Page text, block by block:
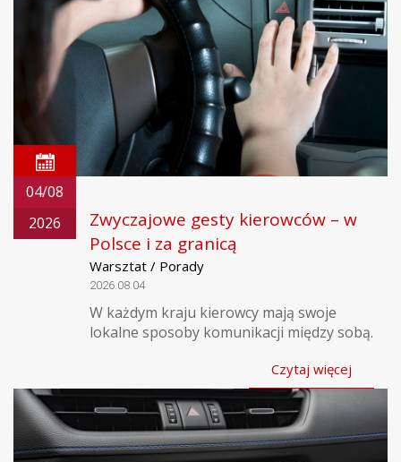
04/08
2026
Zwyczajowe gesty kierowców – w
Polsce i za granicą
Warsztat / Porady
2026.08.04
W każdym kraju kierowcy mają swoje
lokalne sposoby komunikacji między sobą.
Czytaj więcej